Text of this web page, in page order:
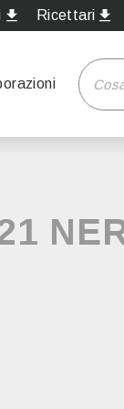
Ricettari